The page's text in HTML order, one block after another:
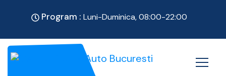
Program : Luni-Duminica, 08:00-22:00